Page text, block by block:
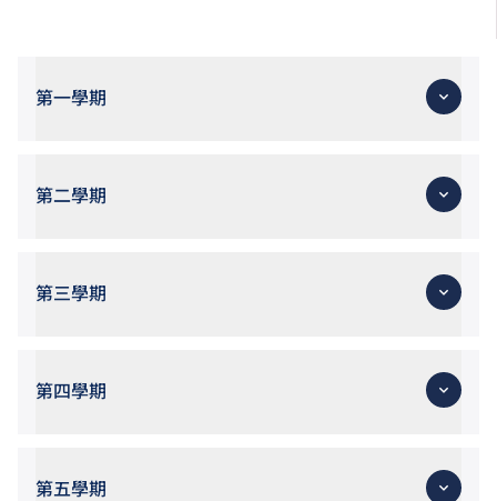
第一學期
第二學期
第三學期
第四學期
第五學期